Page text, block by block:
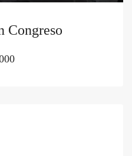
Congreso